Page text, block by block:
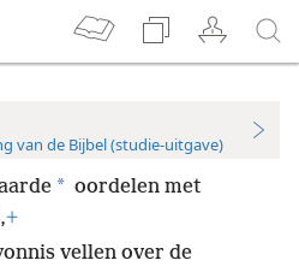
van de Bijbel (studie-uitgave)
* oordelen met
+
vellen over de